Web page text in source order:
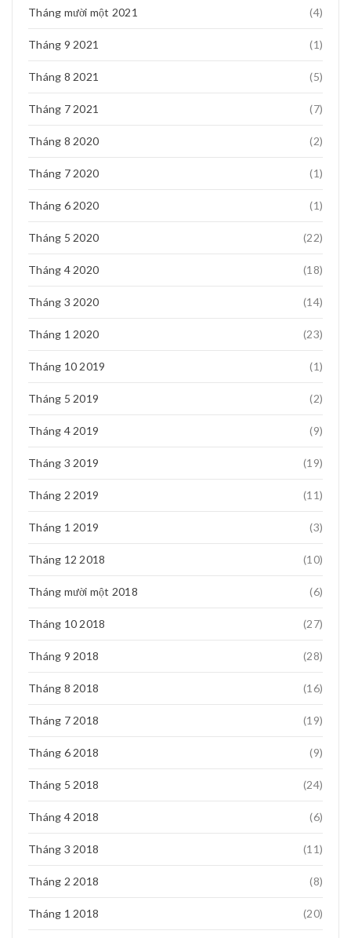
Tháng mười một 2021 (4)
Tháng 9 2021 (1)
Tháng 8 2021 (5)
Tháng 7 2021 (7)
Tháng 8 2020 (2)
Tháng 7 2020 (1)
Tháng 6 2020 (1)
Tháng 5 2020 (22)
Tháng 4 2020 (18)
Tháng 3 2020 (14)
Tháng 1 2020 (23)
Tháng 10 2019 (1)
Tháng 5 2019 (2)
Tháng 4 2019 (9)
Tháng 3 2019 (19)
Tháng 2 2019 (11)
Tháng 1 2019 (3)
Tháng 12 2018 (10)
Tháng mười một 2018 (6)
Tháng 10 2018 (27)
Tháng 9 2018 (28)
Tháng 8 2018 (16)
Tháng 7 2018 (19)
Tháng 6 2018 (9)
Tháng 5 2018 (24)
Tháng 4 2018 (6)
Tháng 3 2018 (11)
Tháng 2 2018 (8)
Tháng 1 2018 (20)